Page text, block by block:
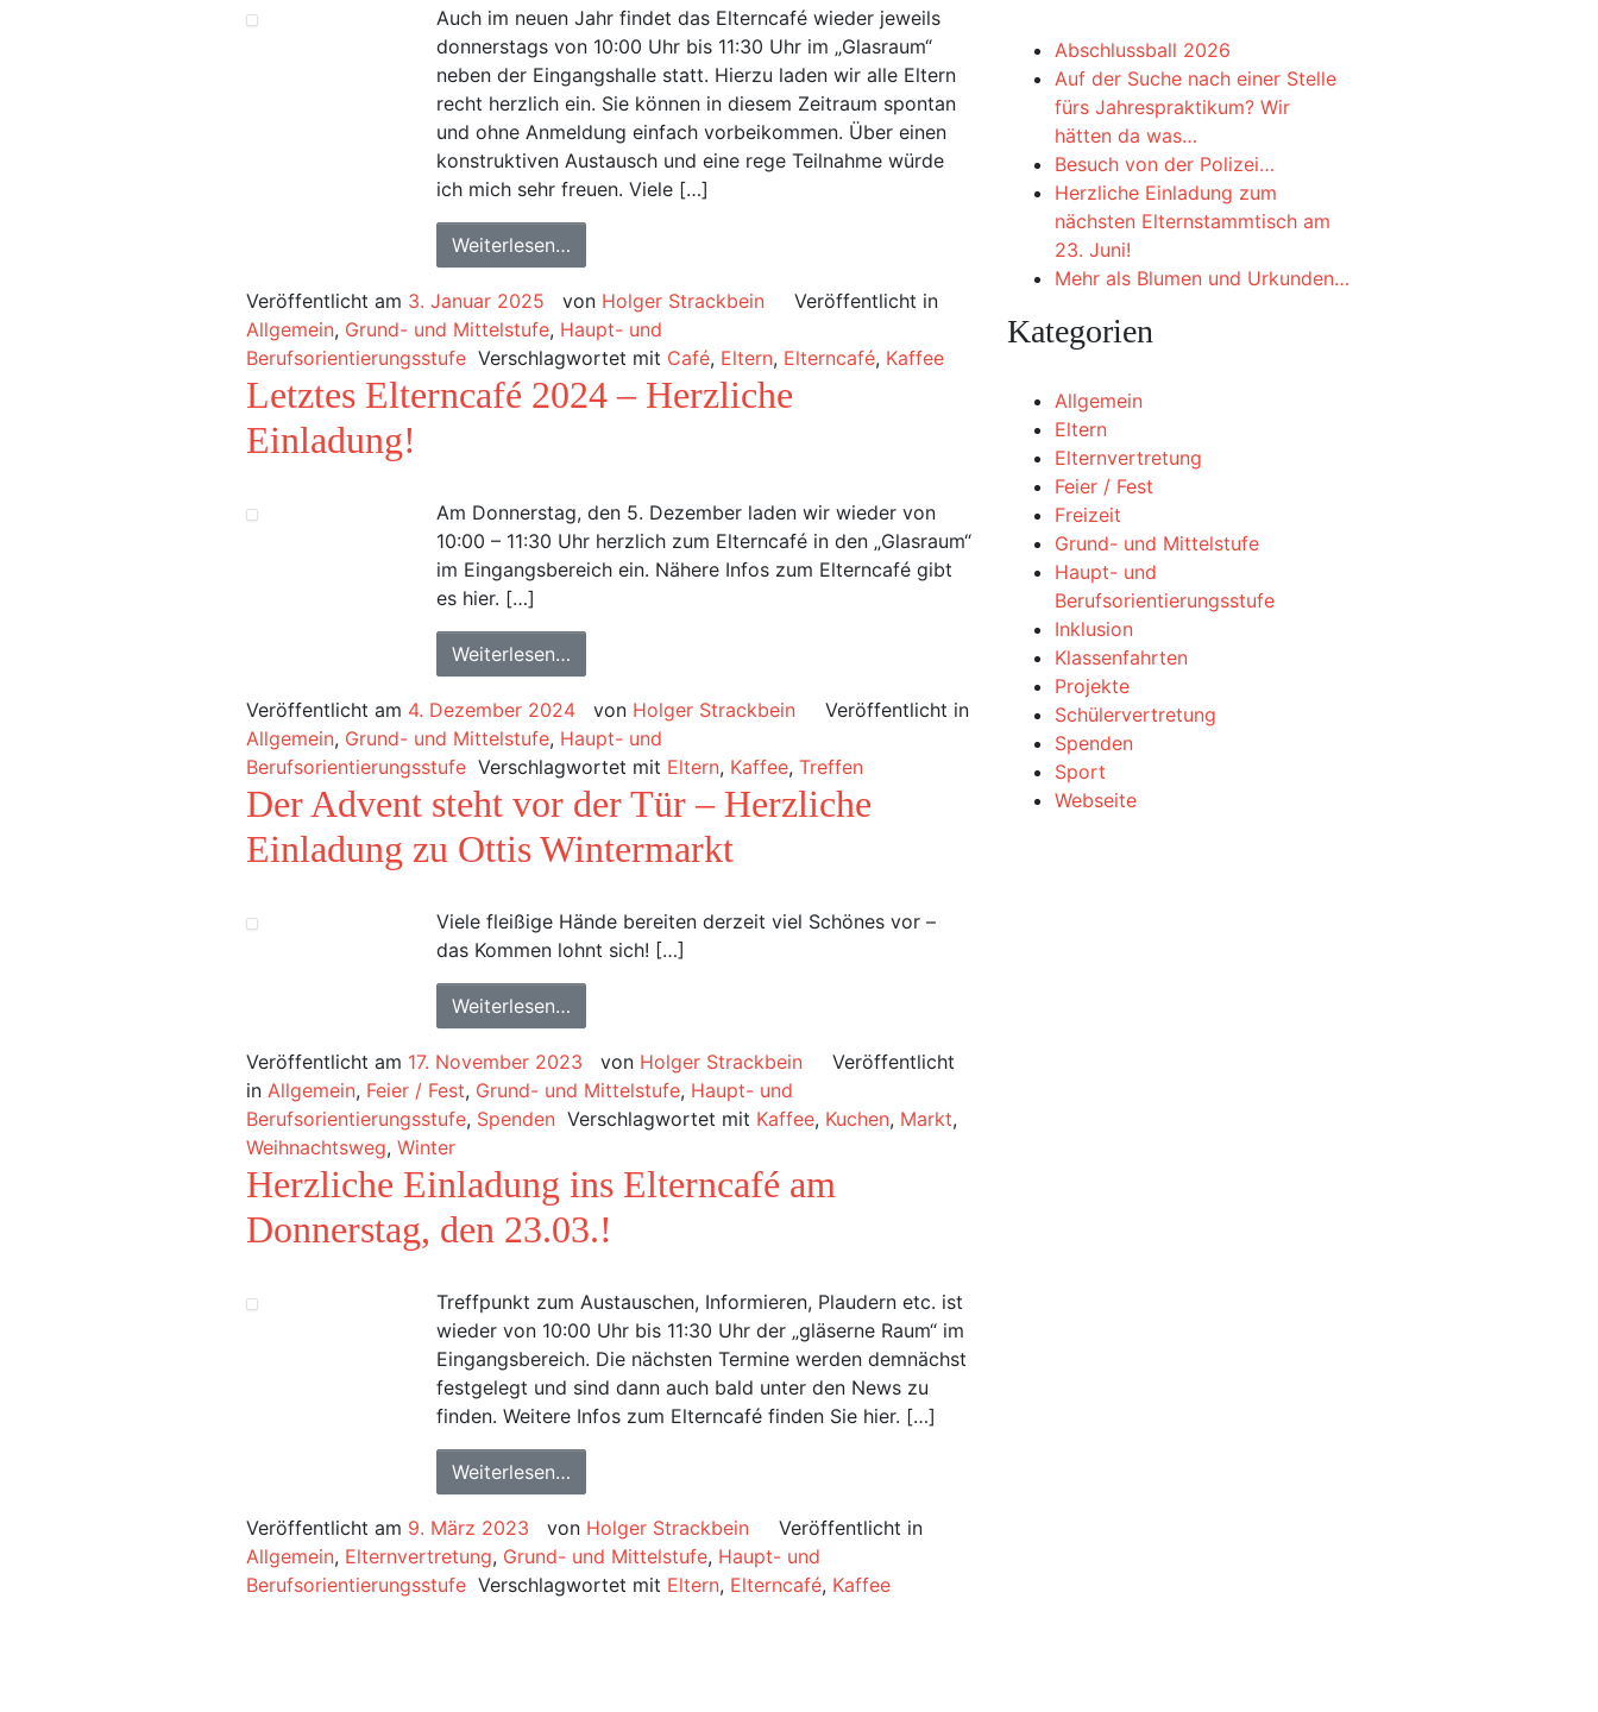
Auch im neuen Jahr findet das Elterncafé wieder jeweils
donnerstags von 10:00 Uhr bis 11:30 Uhr im „Glasraum“
neben der Eingangshalle statt. Hierzu laden wir alle Eltern
recht herzlich ein. Sie können in diesem Zeitraum spontan
und ohne Anmeldung einfach vorbeikommen. Über einen
konstruktiven Austausch und eine rege Teilnahme würde
ich mich sehr freuen. Viele […]
Weiterlesen…
Veröffentlicht am 3. Januar 2025 von Holger Strackbein
Veröffentlicht in
Allgemein, Grund- und Mittelstufe, Haupt- und
Berufsorientierungsstufe Verschlagwortet mit Café, Eltern, Elterncafé, Kaffee
Letztes Elterncafé 2024 – Herzliche
Einladung!
Am Donnerstag, den 5. Dezember laden wir wieder von
10:00 – 11:30 Uhr herzlich zum Elterncafé in den „Glasraum“
im Eingangsbereich ein. Nähere Infos zum Elterncafé gibt
es hier. […]
Weiterlesen…
Veröffentlicht am 4. Dezember 2024 von Holger Strackbein
Veröffentlicht in
Allgemein, Grund- und Mittelstufe, Haupt- und
Berufsorientierungsstufe Verschlagwortet mit Eltern, Kaffee, Treffen
Der Advent steht vor der Tür – Herzliche
Einladung zu Ottis Wintermarkt
Viele fleißige Hände bereiten derzeit viel Schönes vor –
das Kommen lohnt sich! […]
Weiterlesen…
Veröffentlicht am 17. November 2023 von Holger Strackbein
Veröffentlicht
in Allgemein, Feier / Fest, Grund- und Mittelstufe, Haupt- und
Berufsorientierungsstufe, Spenden Verschlagwortet mit Kaffee, Kuchen, Markt,
Weihnachtsweg, Winter
Herzliche Einladung ins Elterncafé am
Donnerstag, den 23.03.!
Treffpunkt zum Austauschen, Informieren, Plaudern etc. ist
wieder von 10:00 Uhr bis 11:30 Uhr der „gläserne Raum“ im
Eingangsbereich. Die nächsten Termine werden demnächst
festgelegt und sind dann auch bald unter den News zu
finden. Weitere Infos zum Elterncafé finden Sie hier. […]
Weiterlesen…
Veröffentlicht am 9. März 2023 von Holger Strackbein
Veröffentlicht in
Allgemein, Elternvertretung, Grund- und Mittelstufe, Haupt- und
Berufsorientierungsstufe Verschlagwortet mit Eltern, Elterncafé, Kaffee
Abschlussball 2026
Auf der Suche nach einer Stelle
fürs Jahrespraktikum? Wir
hätten da was…
Besuch von der Polizei…
Herzliche Einladung zum
nächsten Elternstammtisch am
23. Juni!
Mehr als Blumen und Urkunden…
Kategorien
Allgemein
Eltern
Elternvertretung
Feier / Fest
Freizeit
Grund- und Mittelstufe
Haupt- und
Berufsorientierungsstufe
Inklusion
Klassenfahrten
Projekte
Schülervertretung
Spenden
Sport
Webseite